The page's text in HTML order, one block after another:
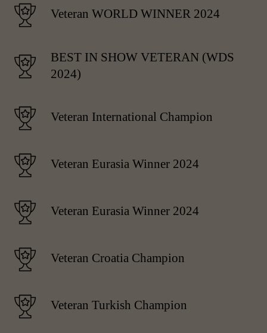
Veteran WORLD WINNER 2024
BEST IN SHOW VETERAN (WDS
2024)
Veteran International Champion
Veteran Eurasia Winner 2024
Veteran Eurasia Winner 2024
Veteran Croatia Champion
Veteran Turkish Champion